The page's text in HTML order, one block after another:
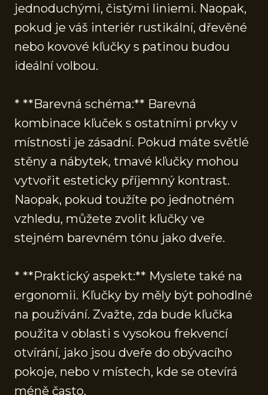
jednoduchými, čistými liniemi. Naopak,
pokud je váš interiér rustikální, dřevěné
nebo kovové kľučky s patinou budou
ideální volbou.
* **Barevná schéma:** Barevná
kombinace kľuček s ostatními prvky v
místnosti je zásadní. Pokud máte světlé
stěny a nábytek, tmavé kľučky mohou
vytvořit esteticky příjemný kontrast.
Naopak, pokud toužíte po jednotném
vzhledu, můžete zvolit kľučky ve
stejném barevném tónu jako dveře.
* **Praktický aspekt:** Myslete také na
ergonomii. Kľučky by měly být pohodlné
na používání. Zvažte, zda bude kľučka
použita v oblasti s vysokou frekvencí
otvírání, jako jsou dveře do obývacího
pokoje, nebo v místech, kde se otevírá
méně často.